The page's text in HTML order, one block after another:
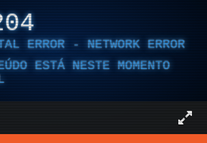
ERROR - NETWORK ERROR
ESTÁ NESTE MOMENTO